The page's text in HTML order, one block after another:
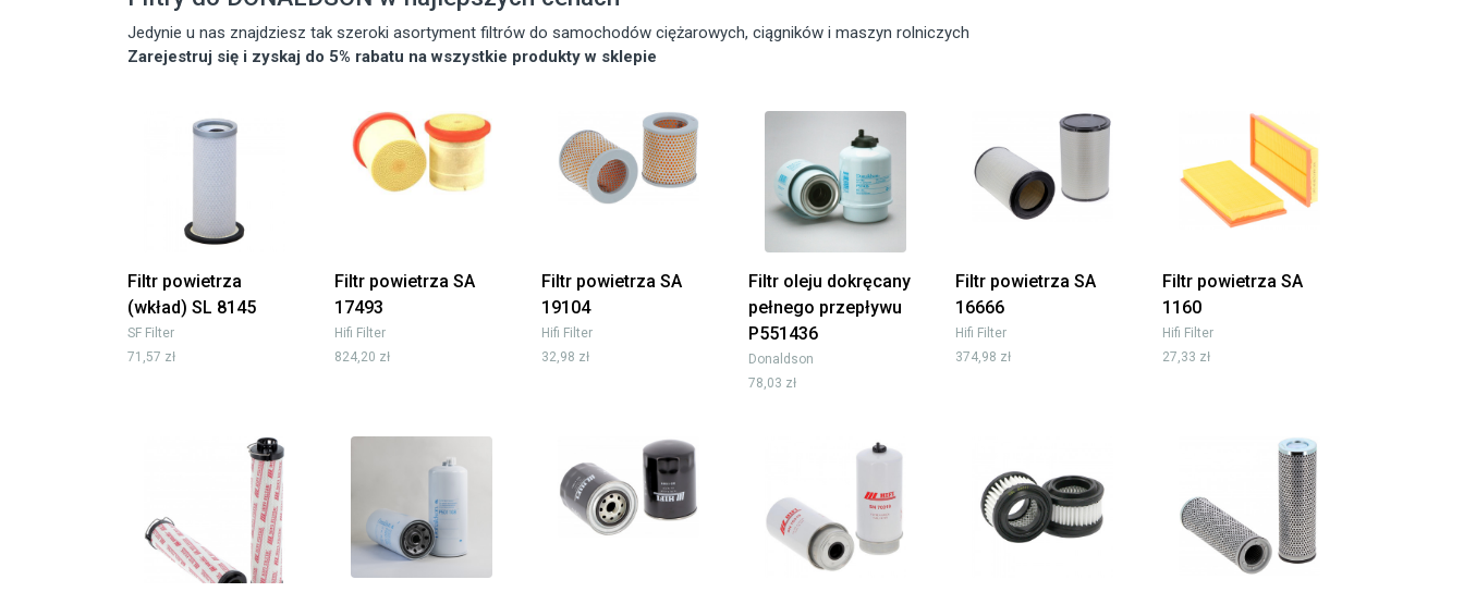
Jedynie u nas znajdziesz tak szeroki asortyment filtrów do samochodów ciężarowych, ciągników i maszyn rolniczych
Zarejestruj się i zyskaj do 5% rabatu na wszystkie produkty w sklepie
Filtr powietrza
(wkład) SL 8145
SF Filter
71,57 zł
Filtr powietrza SA
17493
Hifi Filter
824,20 zł
Filtr powietrza SA
19104
Hifi Filter
32,98 zł
Filtr oleju dokręcany
pełnego przepływu
P551436
Donaldson
78,03 zł
Filtr powietrza SA
16666
Hifi Filter
374,98 zł
Filtr powietrza SA
1160
Hifi Filter
27,33 zł